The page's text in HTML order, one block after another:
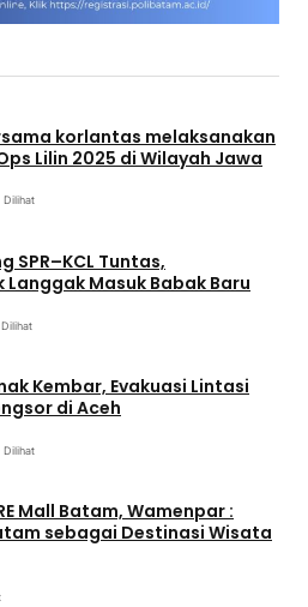
korlantas melaksanakan
Lilin 2025 di Wilayah Jawa
Dilihat
SPR–KCL Tuntas,
Langgak Masuk Babak Baru
Kembar, Evakuasi Lintasi
di Aceh
Dilihat
Mall Batam, Wamenpar :
sebagai Destinasi Wisata